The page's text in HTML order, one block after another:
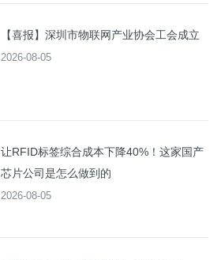
【喜报】深圳市物联网产业协会工会成立
2026-08-05
让RFID标签综合成本下降40%！这家国产
芯片公司是怎么做到的
2026-08-05